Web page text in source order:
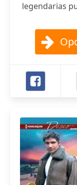
legendarias